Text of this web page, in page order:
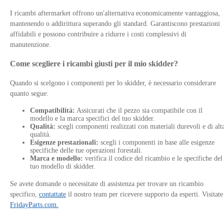
I ricambi aftermarket offrono un'alternativa economicamente vantaggiosa,
mantenendo o addirittura superando gli standard. Garantiscono prestazioni
affidabili e possono contribuire a ridurre i costi complessivi di
manutenzione.
Come scegliere i ricambi giusti per il mio skidder?
Quando si scelgono i componenti per lo skidder, è necessario considerare
quanto segue:
Compatibilità: Assicurati che il pezzo sia compatibile con il
modello e la marca specifici del tuo skidder.
Qualità: scegli componenti realizzati con materiali durevoli e di
qualità.
Esigenze prestazionali: scegli i componenti in base alle esigenze
specifiche delle tue operazioni forestali.
Marca e modello: verifica il codice del ricambio e le specifiche del
tuo modello di skidder.
Se avete domande o necessitate di assistenza per trovare un ricambio
specifico, contattate il nostro team per ricevere supporto da esperti. Visitate
FridayParts.com.